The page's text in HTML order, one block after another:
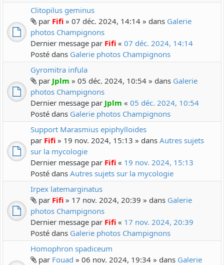
Clitopilus geminus
par Fifi » 07 déc. 2024, 14:14 » dans Galerie
photos Champignons
Dernier message par Fifi « 07 déc. 2024, 14:14
Posté dans Galerie photos Champignons
Gyromitra infula
par Jplm » 05 déc. 2024, 10:54 » dans Galerie
photos Champignons
Dernier message par Jplm « 05 déc. 2024, 10:54
Posté dans Galerie photos Champignons
Support Marasmius epiphylloides
par Fifi » 19 nov. 2024, 15:13 » dans Autres sujets
sur la mycologie
Dernier message par Fifi « 19 nov. 2024, 15:13
Posté dans Autres sujets sur la mycologie
Irpex latemarginatus
par Fifi » 17 nov. 2024, 20:39 » dans Galerie
photos Champignons
Dernier message par Fifi « 17 nov. 2024, 20:39
Posté dans Galerie photos Champignons
Homophron spadiceum
par Fouad » 06 nov. 2024, 19:34 » dans Galerie